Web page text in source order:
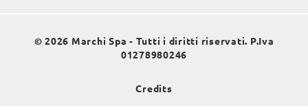
© 2026 Marchi Spa - Tutti i diritti riservati. P.Iva
01278980246
Credits